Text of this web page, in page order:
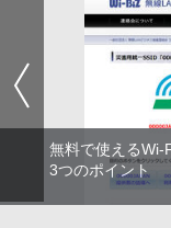
無料で使えるWi-
3つのポイント